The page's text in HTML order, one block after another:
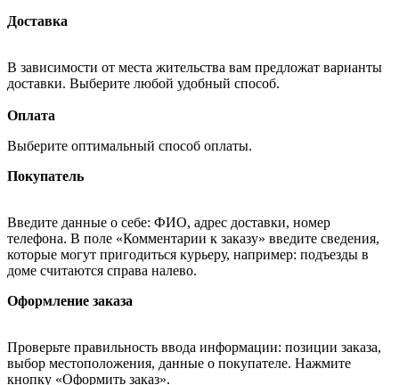
Доставка
В зависимости от места жительства вам предложат варианты
доставки. Выберите любой удобный способ.
Оплата
Выберите оптимальный способ оплаты.
Покупатель
Введите данные о себе: ФИО, адрес доставки, номер
телефона. В поле «Комментарии к заказу» введите сведения,
которые могут пригодиться курьеру, например: подъезды в
доме считаются справа налево.
Оформление заказа
Проверьте правильность ввода информации: позиции заказа,
выбор местоположения, данные о покупателе. Нажмите
кнопку «Оформить заказ».